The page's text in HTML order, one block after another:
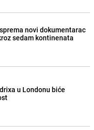
novi dokumentarac
sedam kontinenata
u Londonu biće